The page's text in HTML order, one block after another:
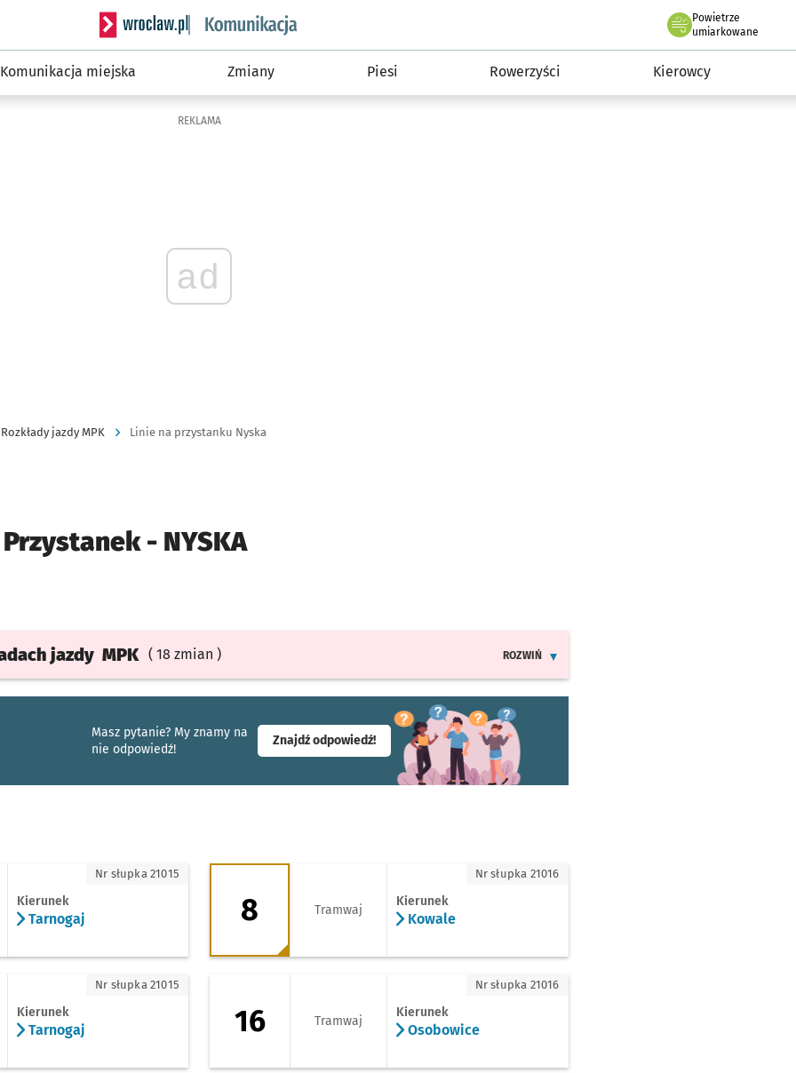
Serwis informacyjny wroclaw.pl podserwis: Komunikacja
Powietrze
we Wrocławiu
umiarkowane
Komunikacja miejska Zmiany Piesi Rowerzyści Kierowcy
REKLAMA
ad
Rozkłady jazdy MPK Linie na przystanku Nyska
Przystanek - NYSKA
jazdy MPK ( 18 zmian )
ROZWIŃ
Masz pytanie? My znamy na
nie odpowiedź!
Znajdź odpowiedź!- otworzy się w nowej karcie
Kierunek
Tarnogaj
Nr słupka 21015 8 - kierunek Kowale
8 Tramwaj
Kierunek
Kowale
Nr słupka 21016
Kierunek
Tarnogaj
Nr słupka 21015
16 Tramwaj
Kierunek
Osobowice
Nr słupka 21016